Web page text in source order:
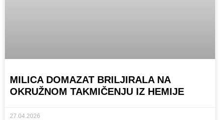
MILICA DOMAZAT BRILJIRALA NA
OKRUŽNOM TAKMIČENJU IZ HEMIJE
27.04.2026